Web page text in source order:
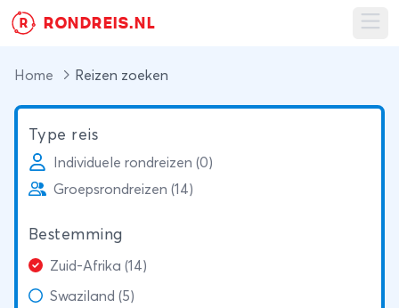
R RONDREIS.NL
Home Reizen zoeken
Type reis
Individuele rondreizen (0)
Groepsrondreizen (14)
Bestemming
Zuid-Afrika (14)
Swaziland (5)